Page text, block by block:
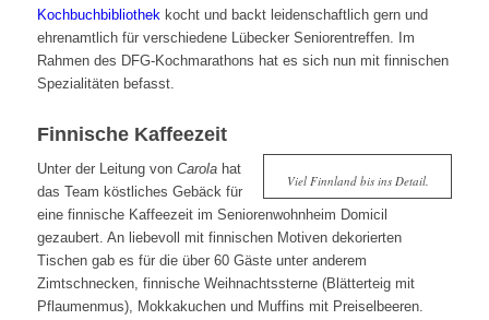
Kochbuchbibliothekkocht und backt leidenschaftlich gern und
ehrenamtlich für verschiedene Lübecker Seniorentreffen. Im
Rahmen des DFG-Kochmarathons hat es sich nun mit finnischen
Spezialitäten befasst.
Finnische Kaffeezeit
Viel Finnland bis ins Detail.
Unter der Leitung von Carolahat
das Team köstliches Gebäck für
eine finnische Kaffeezeit im Seniorenwohnheim Domicil
gezaubert. An liebevoll mit finnischen Motiven dekorierten
Tischen gab es für die über 60 Gäste unter anderem
Zimtschnecken, finnische Weihnachtssterne (Blätterteig mit
Pflaumenmus), Mokkakuchen und Muffins mit Preiselbeeren.